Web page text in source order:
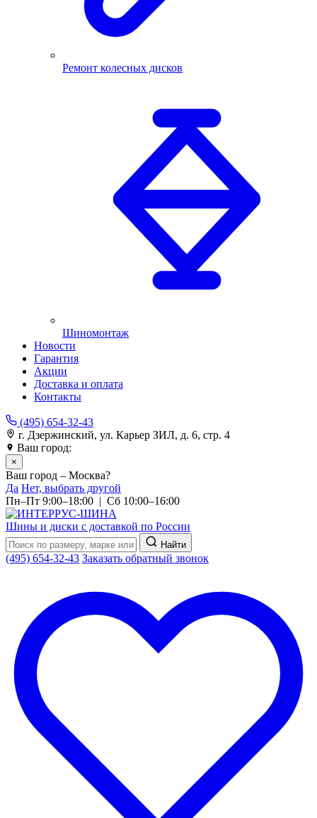
Ремонт колесных дисков
Шиномонтаж
Новости
Гарантия
Акции
Доставка и оплата
Контакты
(495) 654-32-43
г. Дзержинский, ул. Карьер ЗИЛ, д. 6, стр. 4
Ваш город:
×
Ваш город – Москва?
Да Нет, выбрать другой
Пн–Пт 9:00–18:00 | Сб 10:00–16:00
Шины и диски с доставкой по России
Найти
(495) 654-32-43 Заказать обратный звонок